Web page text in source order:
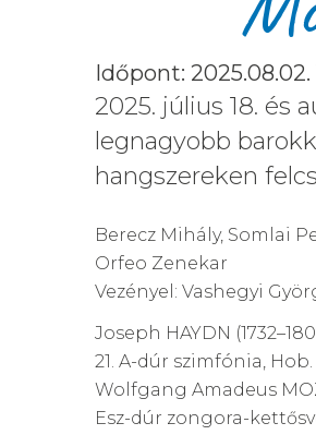
Időpont: 2025.08.02.
2025. július 18. és
legnagyobb
hangszereken
Berecz Mihály, Somlai
Orfeo Zenekar
Vezényel: Vashegyi
Joseph HAYDN
21. A-dúr szimfónia, Hob.
Wolfgang Amadeus
Esz-dúr zongora-